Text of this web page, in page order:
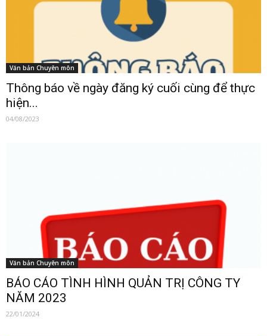
Văn bản Chuyên môn
Thông báo về ngày đăng ký cuối cùng để thực
hiện...
04/08/2023
Văn bản Chuyên môn
BÁO CÁO TÌNH HÌNH QUẢN TRỊ CÔNG TY
NĂM 2023
22/01/2024